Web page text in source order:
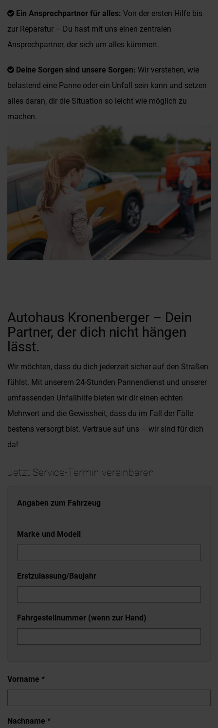
Ein Ansprechpartner für alles: Von der ersten Hilfe bis
zur Reparatur – Du hast mit uns einen zentralen
Ansprechpartner, der sich um alles kümmert.
Deine Sorgen sind unsere Sorgen: Wir verstehen, wie
belastend eine Panne oder ein Unfall sein kann und setzen
alles daran, dir die Situation so leicht wie möglich zu
machen.
Autohaus Kronenberger – Dein
Partner, der dich nicht hängen
lässt.
Wir möchten, dass du dich jederzeit sicher auf den Straßen
fühlst. Mit unserem 24-Stunden Pannendienst und unserer
umfassenden Unfallhilfe bieten wir dir einen echten
Mehrwert und die Gewissheit, dass du im Fall der Fälle
bestens versorgt bist. Vertraue auf uns – wir sind für dich
da!
Jetzt Service-Termin vereinbaren
Angaben zum Fahrzeug
Marke und Modell
Erstzulassung/Baujahr
Fahrgestellnummer (wenn zur Hand)
Vorname *
Nachname *